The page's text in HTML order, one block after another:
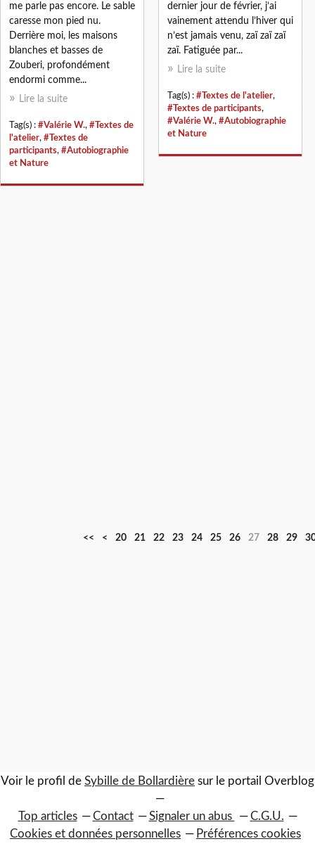
dernier jour de février, j’ai
vainement attendu l’hiver qui
n’est jamais venu, zaï zaï zaï
zaï. Fatiguée par...
Lire la suite
Tag(s) : #Textes de l'atelier,
#Textes de participants,
#Valérie W., #Autobiographie
et Nature
me parle pas encore. Le sable
caresse mon pied nu.
Derrière moi, les maisons
blanches et basses de
Zouberi, profondément
endormi comme...
Lire la suite
Tag(s) : #Valérie W., #Textes de
l'atelier, #Textes de
participants, #Autobiographie
et Nature
<< <
1
20 21 22 23 24 25 26 27 28 29
Voir le profil de Sybille de Bollardière sur le portail Overblog
Top articles Contact Signaler un abus
C.G.U.
Cookies et données personnelles
Préférences cookies